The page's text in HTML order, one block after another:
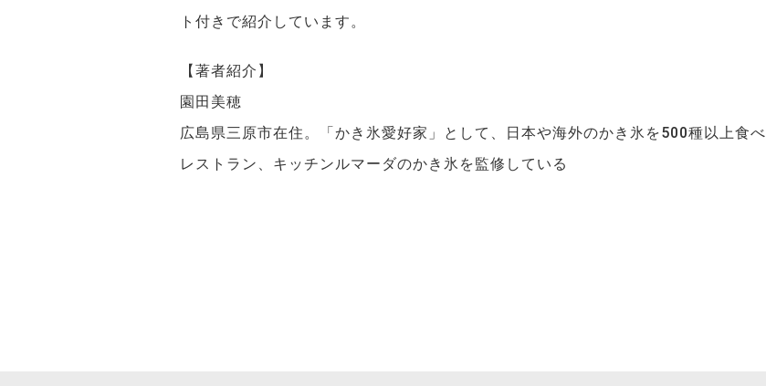
ト付きで紹介しています。
【著者紹介】
園田美穂
広島県三原市在住。「かき氷愛好家」として、日本や海外のかき氷を500種以上食
レストラン、キッチンルマーダのかき氷を監修している